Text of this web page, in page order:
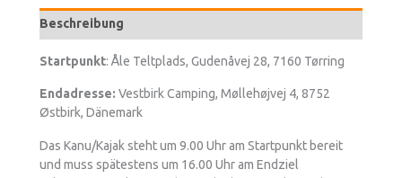
Beschreibung
Startpunkt: Åle Teltplads, Gudenåvej 28, 7160 Tørring
Endadresse: Vestbirk Camping, Møllehøjvej 4, 8752
Østbirk, Dänemark
Das Kanu/Kajak steht um 9.00 Uhr am Startpunkt bereit
und muss spätestens um 16.00 Uhr am Endziel